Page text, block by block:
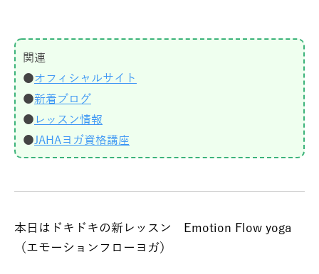
関連
●オフィシャルサイト
●新着ブログ
●レッスン情報
●JAHAヨガ資格講座
本日はドキドキの新レッスン Emotion Flow yoga
（エモーションフローヨガ）